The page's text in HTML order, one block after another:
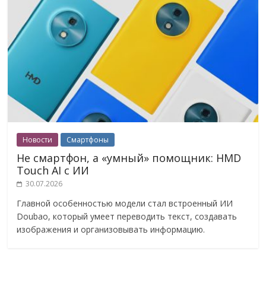
Новости Смартфоны
Не смартфон, а «умный» помощник: HMD
Touch AI с ИИ
30.07.2026
Главной особенностью модели стал встроенный ИИ
Doubao, который умеет переводить текст, создавать
изображения и организовывать информацию.